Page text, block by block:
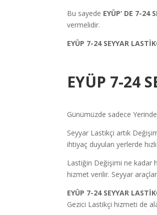
Bu sayede EYÜP‘ DE 7-24
vermelidir.
EYÜP 7-24 SEYYAR
EYÜP 7-24
Günümüzde sadece
Seyyar Lastikçi artık
ihtiyaç duyulan yerlerde
Lastiğin Değişimi ne kadar
hizmet verilir. Seyyar
EYÜP 7-24 SEYYAR
Gezici Lastikçi hizmeti de